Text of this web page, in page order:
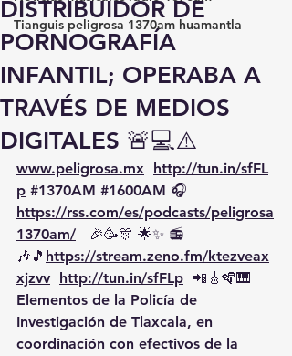
Tianguis peligrosa 1370am huamantla
DISTRIBUIDOR DE
PORNOGRAFÍA
INFANTIL; OPERABA A
TRAVÉS DE MEDIOS
DIGITALES 🚨💻⚠️
www.peligrosa.mx http://tun.in/sfFL
p #1370AM #1600AM 🎧
https://rss.com/es/podcasts/peligrosa
1370am/ 🎉🥳🎊 🌟✨ 📻
🎶🎵 https://stream.zeno.fm/ktezveax
xjzvv http://tun.in/sfFLp 📲🎸🪇🎹
Elementos de la Policía de
Investigación de Tlaxcala, en
coordinación con efectivos de la